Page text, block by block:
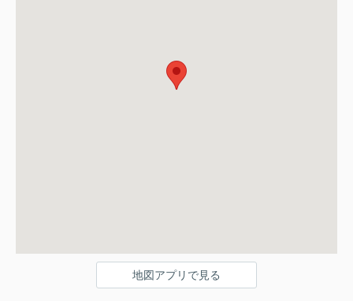
地図アプリで見る